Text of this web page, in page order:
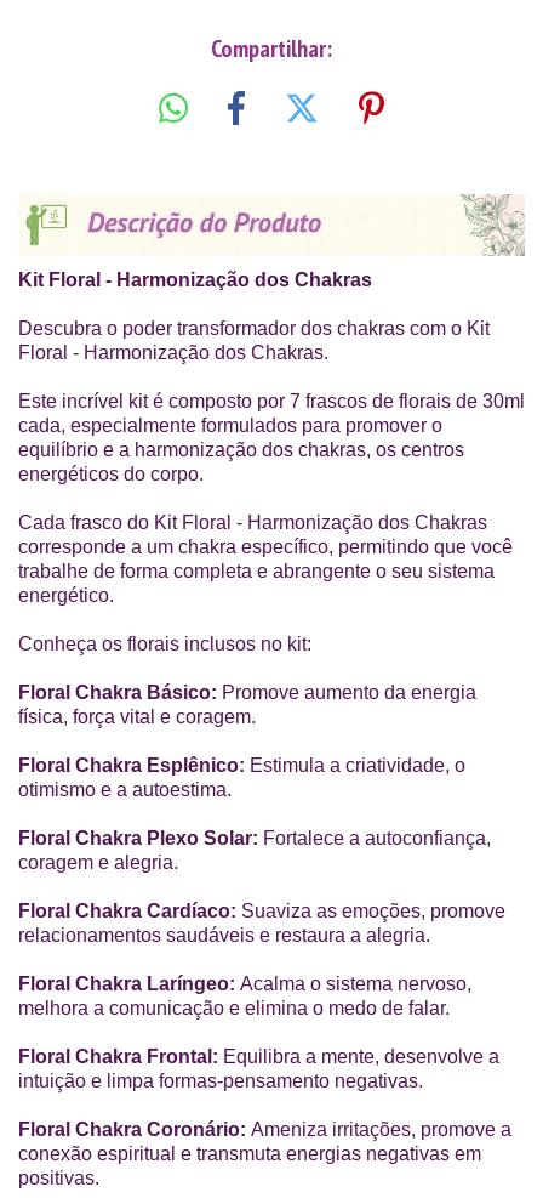
Compartilhar:
Kit Floral - Harmonização dos Chakras
Descubra o poder transformador dos chakras com o Kit
Floral - Harmonização dos Chakras.
Este incrível kit é composto por 7 frascos de florais de 30ml
cada, especialmente formulados para promover o
equilíbrio e a harmonização dos chakras, os centros
energéticos do corpo.
Cada frasco do Kit Floral - Harmonização dos Chakras
corresponde a um chakra específico, permitindo que você
trabalhe de forma completa e abrangente o seu sistema
energético.
Conheça os florais inclusos no kit:
Floral Chakra Básico: Promove aumento da energia
física, força vital e coragem.
Floral Chakra Esplênico: Estimula a criatividade, o
otimismo e a autoestima.
Floral Chakra Plexo Solar: Fortalece a autoconfiança,
coragem e alegria.
Floral Chakra Cardíaco: Suaviza as emoções, promove
relacionamentos saudáveis e restaura a alegria.
Floral Chakra Laríngeo: Acalma o sistema nervoso,
melhora a comunicação e elimina o medo de falar.
Floral Chakra Frontal: Equilibra a mente, desenvolve a
intuição e limpa formas-pensamento negativas.
Floral Chakra Coronário: Ameniza irritações, promove a
conexão espiritual e transmuta energias negativas em
positivas.